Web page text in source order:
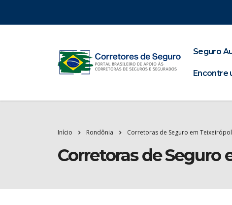
Seguro
Encontre
Início Rondônia Corretoras de Seguro em
Corretoras de Seguro